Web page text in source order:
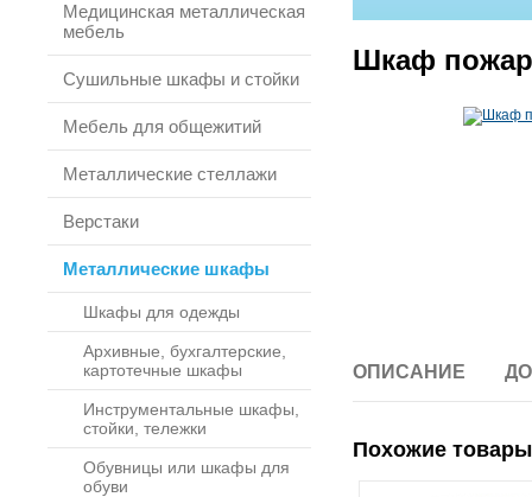
Медицинская металлическая
мебель
Сушильные шкафы и стойки
Мебель для общежитий
Металлические стеллажи
Верстаки
Металлические шкафы
Шкафы для одежды
Архивные, бухгалтерские,
картотечные шкафы
Инструментальные шкафы,
стойки, тележки
Обувницы или шкафы для
обуви
Шкаф
ОПИСАНИЕ
Похожие